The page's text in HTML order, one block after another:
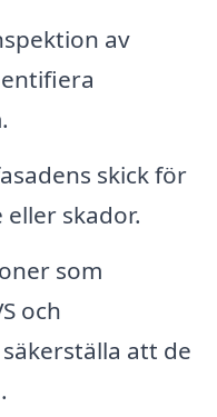
av
skick för
skador.
som
och
att de